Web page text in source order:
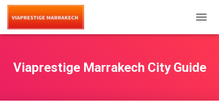
O
E
Viaprestige Marrakech City Guide